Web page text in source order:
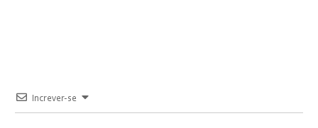
Increver-se